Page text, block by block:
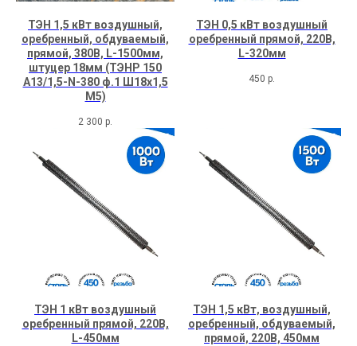
ТЭН 1,5 кВт воздушный,
оребренный, обдуваемый,
прямой, 380В, L-1500мм,
штуцер 18мм (ТЭНР 150
А13/1,5-N-380 ф.1 Ш18х1,5
М5)
2 300 р.
ТЭН 0,5 кВт воздушный
оребренный прямой, 220В,
L-320мм
450 р.
ТЭН 1 кВт воздушный
оребренный прямой, 220В,
L-450мм
ТЭН 1,5 кВт, воздушный,
оребренный, обдуваемый,
прямой, 220В, 450мм